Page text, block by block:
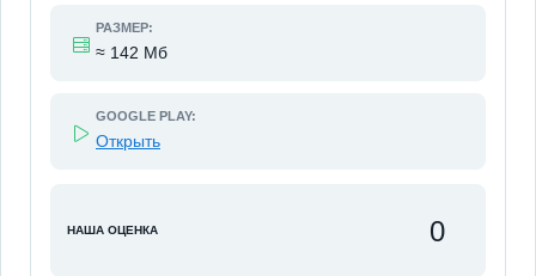
РАЗМЕР:
≈ 142 Мб
GOOGLE PLAY:
Открыть
НАША ОЦЕНКА 0